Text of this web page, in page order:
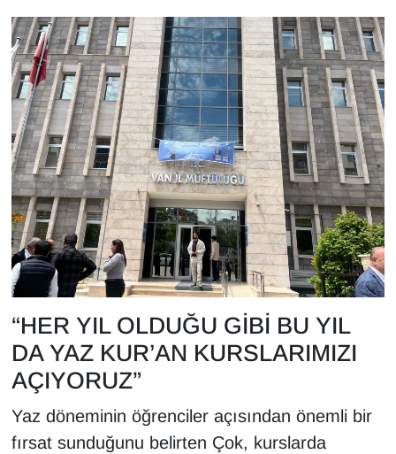
“HER YIL OLDUĞU GİBİ BU YIL
DA YAZ KUR’AN KURSLARIMIZI
AÇIYORUZ”
Yaz döneminin öğrenciler açısından önemli bir
fırsat sunduğunu belirten Çok, kurslarda
POLİTİKA
Resmi İlanlar
RÖPORTAJ
SAĞLIK
Seri İlan
Sinema - TV
SİYASET
SPOR
TEBRİK
TEKNOLOJİ